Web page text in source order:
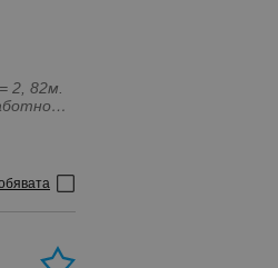
2, 82м.